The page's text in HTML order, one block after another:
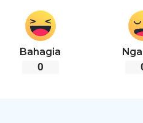
Bahagia
0